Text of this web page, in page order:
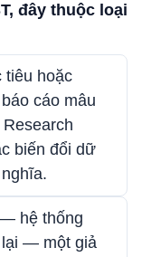
đây thuộc loại
tiêu hoặc
cáo mâu
biến đổi dữ
hệ thống
lại — một giả